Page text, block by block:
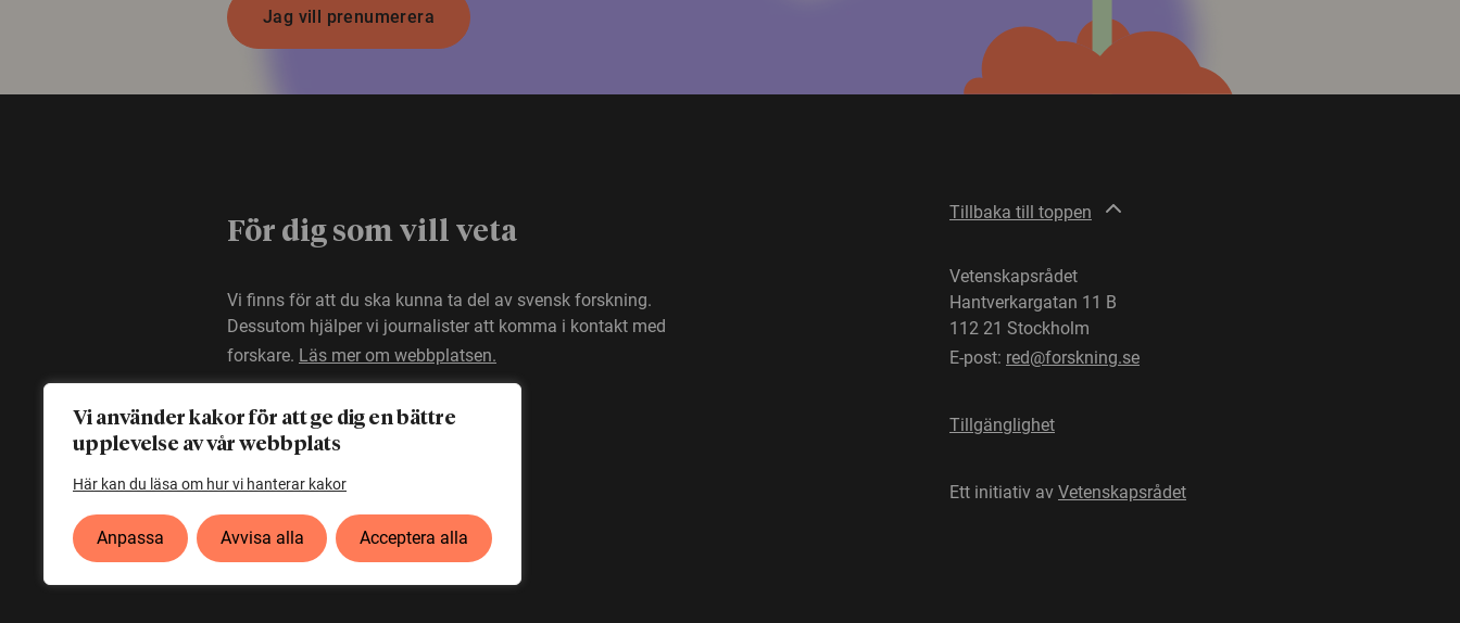
Vi använder kakor för att ge dig en bättre
upplevelse av vår webbplats
Här kan du läsa om hur vi hanterar kakor
Anpassa Avvisa alla Acceptera alla
Jag vill prenumerera
För dig som vill veta
Vi finns för att du ska kunna ta del av svensk forskning.
Dessutom hjälper vi journalister att komma i kontakt med
forskare. Läs mer om webbplatsen.
Tillbaka till toppen
Vetenskapsrådet
Hantverkargatan 11 B
112 21 Stockholm
E-post: red@forskning.se
Tillgänglighet
Ett initiativ av Vetenskapsrådet